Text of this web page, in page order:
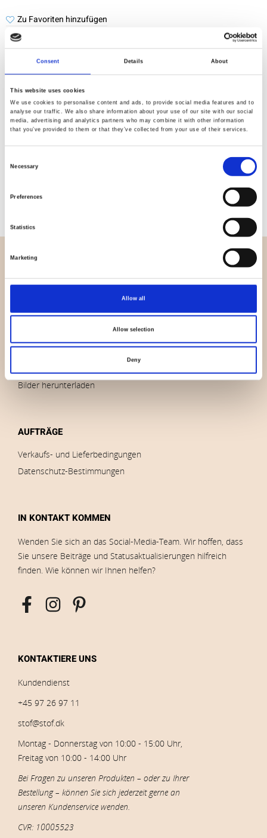
Consent Details About
This website uses cookies
We use cookies to personalise content and ads, to provide social media features and to
analyse our traffic. We also share information about your use of our site with our social
media, advertising and analytics partners who may combine it with other information
that you’ve provided to them or that they’ve collected from your use of their services.
Necessary
Preferences
Statistics
Marketing
Allow all
Allow selection
Deny
Zu Favoriten hinzufügen
Qualität
geprüft
Spezifikation
Gewicht pro Quadratmeter
0,194 Kg.
ÜBERBLICK
Wer sind wir
Nachricht
Marken
Bilder herunterladen
AUFTRÄGE
Verkaufs- und Lieferbedingungen
Datenschutz-Bestimmungen
IN KONTAKT KOMMEN
Wenden Sie sich an das Social-Media-Team. Wir hoffen, dass
Sie unsere Beiträge und Statusaktualisierungen hilfreich
finden. Wie können wir Ihnen helfen?
KONTAKTIERE UNS
Kundendienst
+45 97 26 97 11
stof@stof.dk
Montag - Donnerstag von 10:00 - 15:00 Uhr,
Freitag von 10:00 - 14:00 Uhr
Bei Fragen zu unseren Produkten – oder zu Ihrer
Bestellung – können Sie sich jederzeit gerne an
unseren Kundenservice wenden.
CVR: 10005523